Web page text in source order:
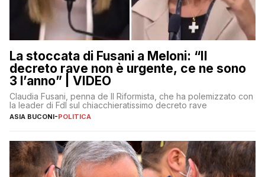
La stoccata di Fusani a Meloni: “Il
decreto rave non è urgente, ce ne sono
3 l’anno” | VIDEO
Claudia Fusani, penna de Il Riformista, che ha polemizzato con
la leader di FdI sul chiacchieratissimo decreto rave
ASIA BUCONI-POLITICA